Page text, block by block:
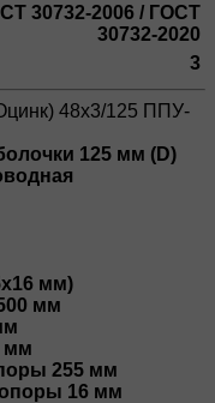
30732-2006 / ГОСТ
30732-2020
3
125 мм (D)
мм)
мм
мм
255 мм
16 мм